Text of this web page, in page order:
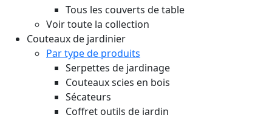
Tous les couverts de table
Voir toute la collection
Couteaux de jardinier
Par type de produits
Serpettes de jardinage
Couteaux scies en bois
Sécateurs
Coffret outils de jardin